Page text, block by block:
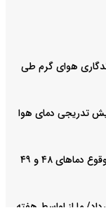
یکشنبه ۱۸ مرداد/ ماندگاری هوای گرم طی
یکشنبه ۱۸ مرداد/ افزایش تدریجی دمای هوا
پیش بینی هوای خوزستان فردا یکشنبه ۱۸ مرداد/ وقوع دما‌های ۴۸ و ۴۹